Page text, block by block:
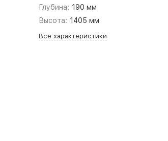
Глубина: 190 мм
Высота: 1405 мм
Все характеристики